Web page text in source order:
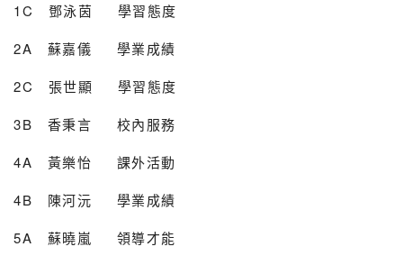
1C 鄧泳茵 學習態度
2A 蘇嘉儀 學業成績
2C 張世顯 學習態度
3B 香秉言 校內服務
4A 黃樂怡 課外活動
4B 陳河沅 學業成績
5A 蘇曉嵐 領導才能